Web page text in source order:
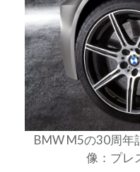
BMW M5の30周年
像：プレ